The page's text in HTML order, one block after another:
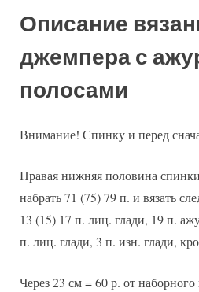
Описание
джемпера с
полосами
Внимание! Спинку и перед
Правая нижняя половина
набрать 71 (75) 79 п. и вязать
13 (15) 17 п. лиц. глади, 19 п.
п. лиц. глади, 3 п. изн. глади,
Через 23 см = 60 р. от наборного